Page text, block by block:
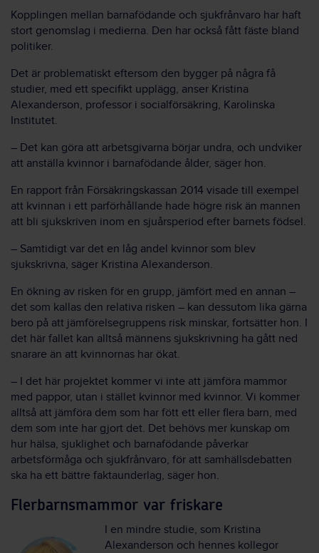
Kopplingen mellan barnafödande och sjukfrånvaro har haft
stort genomslag i medierna. Den har också fått fäste bland
politiker.
Det är problematiskt eftersom den bygger på några få
studier, med ett specifikt upplägg, anser Kristina
Alexanderson, professor i socialförsäkring, Karolinska
Institutet.
– Det kan göra att arbetsgivarna börjar undra, och undviker
att anställa kvinnor i barnafödande ålder, säger hon.
En rapport från Försäkringskassan 2014 visade till exempel
att kvinnan i ett parförhållande hade högre risk än mannen
att bli sjukskriven inom en sjuårsperiod efter barnets födsel.
– Samtidigt var det en låg andel kvinnor som blev
sjukskrivna, säger Kristina Alexanderson.
En ökning av risken för en grupp, jämfört med en annan –
det som kallas den relativa risken – kan dessutom lika gärna
bero på att jämförelsegruppens risk minskar, fortsätter hon. I
det här fallet kan alltså männens sjukskrivning ha gått ned
snarare än att kvinnornas har ökat.
– I det här projektet kommer vi inte att jämföra mammor
med pappor, utan i stället kvinnor med kvinnor. Vi kommer
alltså att jämföra dem som har fött ett eller flera barn, med
dem som inte har gjort det. Det behövs mer kunskap om
hur hälsa, sjuklighet och barnafödande påverkar
arbetsförmåga och sjukfrånvaro, för att samhällsdebatten
ska ha ett bättre faktaunderlag, säger hon.
Flerbarnsmammor var friskare
I en mindre studie, som Kristina
Alexanderson och hennes kollegor